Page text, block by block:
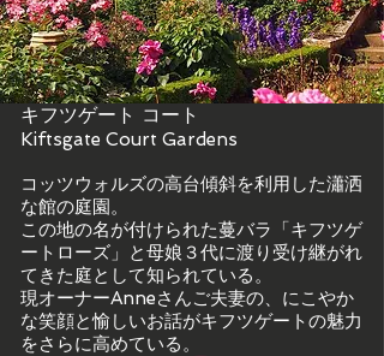
キフツゲート コート
Kiftsgate Court Gardens
コッツウォルズの高台傾斜を利用した瀟洒
な館の庭園。
この地の名が付けられた蔓バラ「キフツゲ
ートローズ」と母娘３代に渡り受け継がれ
てきた庭として知られている。
現オーナーAnneさんご夫妻の、にこやか
な笑顔と愉しいお話がキフツゲートの魅力
をさらに高めている。